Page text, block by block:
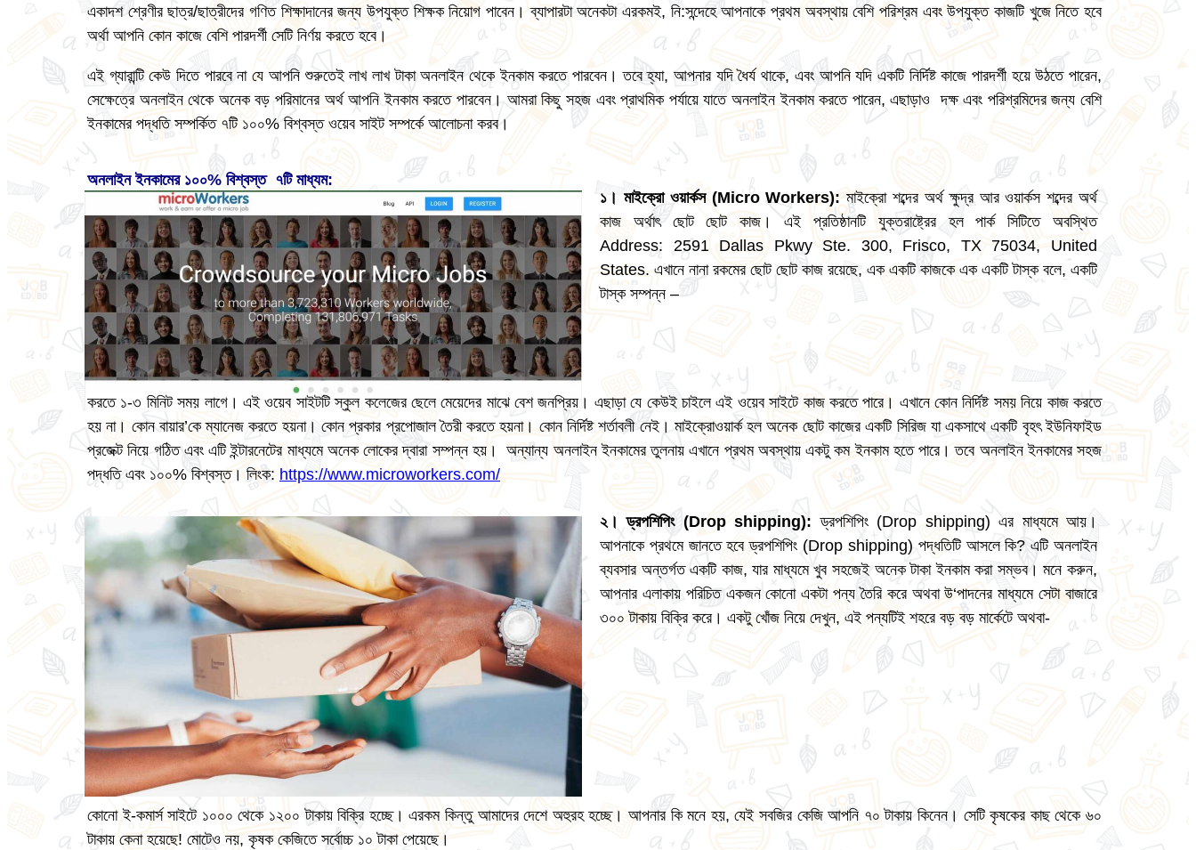
একাদশ শ্রেণীর ছাত্র/ছাত্রীদের গণিত শিক্ষাদানের জন্য উপযুক্ত শিক্ষক নিয়োগ পাবেন। ব্যাপারটা অনেকটা এরকমই, নি:সন্দেহে আপনাকে প্রথম অবস্থায় বেশি পরিশ্রম এবং উপযুক্ত কাজটি খুজে নিতে হবে
অর্থা আপনি কোন কাজে বেশি পারদর্শী সেটি নির্ণয় করতে হবে।
এই গ্যারান্টি কেউ দিতে পারবে না যে আপনি শুরুতেই লাখ লাখ টাকা অনলাইন থেকে ইনকাম করতে পারবেন। তবে হ্যা, আপনার যদি ধৈর্য থাকে, এবং আপনি যদি একটি নির্দিষ্ট কাজে পারদর্শী হয়ে উঠতে পারেন,
সেক্ষেত্রে অনলাইন থেকে অনেক বড় পরিমানের অর্থ আপনি ইনকাম করতে পারবেন। আমরা কিছু সহজ এবং প্রাথমিক পর্যায়ে যাতে অনলাইন ইনকাম করতে পারেন, এছাড়াও দক্ষ এবং পরিশ্রমিদের জন্য বেশি
ইনকামের পদ্ধতি সম্পর্কিত ৭টি ১০০% বিশ্বস্ত ওয়েব সাইট সম্পর্কে আলোচনা করব।
অনলাইন ইনকামের ১০০% বিশ্বস্ত ৭টি মাধ্যম:
১ । মাইক্রো ওয়ার্কস (Micro Workers): মাইক্রো শব্দের অর্থ ক্ষুদ্র আর ওয়ার্কস শব্দের অর্থ
কাজ অর্থাৎ ছোট ছোট কাজ। এই প্রতিষ্ঠানটি যুক্তরাষ্ট্রের হল পার্ক সিটিতে ‍অবস্থিত
Address:
2591 Dallas Pkwy Ste. 300, Frisco, TX 75034, United
States. এখানে নানা রকমের ছোট ছোট কাজ রয়েছে, এক একটি কাজকে এক একটি টাস্ক বলে, একটি
টাস্ক সম্পন্ন –
করতে ১-৩ মিনিট সময় লাগে। এই ওয়েব সাইটটি স্কুল কলেজের ছেলে মেয়েদের মাঝে বেশ জনপ্রিয়। এছাড়া যে কেউই চাইলে এই ওয়েব সাইটে কাজ করতে পারে। এখানে কোন নির্দিষ্ট সময় নিয়ে কাজ করতে
হয় না। কোন বায়ার’কে ম্যানেজ করতে হয়না। কোন প্রকার প্রপোজাল তৈরী করতে হয়না। কোন নির্দিষ্ট শর্তাবলী নেই। মাইক্রোওয়ার্ক হল অনেক ছোট কাজের একটি সিরিজ যা একসাথে একটি বৃহৎ ইউনিফাইড
প্রজেক্ট নিয়ে গঠিত এবং এটি ইন্টারনেটের মাধ্যমে অনেক লোকের দ্বারা সম্পন্ন হয়। অন্যান্য অনলাইন ইনকামের তুলনায় এখানে প্রথম অবস্থায় একটু কম ইনকাম হতে পারে। তবে অনলাইন ইনকামের সহজ
পদ্ধতি এবং ১০০% বিশ্বস্ত। লিংক: https://www.microworkers.com/
২।ড্রপশিপিং (Drop shipping):ড্রপশিপিং (Drop shipping) এর মাধ্যমে আয়।
আপনাকে প্রথমে জানতে হবে ড্রপশিপিং (Drop shipping) পদ্ধতিটি আসলে কি? এটি অনলাইন
ব্যবসার অন্তর্গত একটি কাজ, যার মাধ্যমে খুব সহজেই অনেক টাকা ইনকাম করা সম্ভব। মনে করুন,
আপনার এলাকায় পরিচিত একজন কোনো একটা পন্য তৈরি করে অথবা উ‘পাদনের মাধ্যমে সেটা বাজারে
৩০০ টাকায় বিক্রি করে। একটু খোঁজ নিয়ে দেখুন, এই পন্যটিই শহরে বড় বড় মার্কেটে অথবা-
কোনো ই-কমার্স সাইটে ১০০০ থেকে ১২০০ টাকায় বিক্রি হচ্ছে। এরকম কিন্তু আমাদের দেশে অহুরহ হচ্ছে। আপনার কি মনে হয়, যেই সবজির কেজি আপনি ৭০ টাকায় কিনেন। সেটি কৃষকের কাছ থেকে ৬০
টাকায় কেনা হয়েছে! মোটেও নয়, কৃষক কেজিতে সর্বোচ্চ ১০ টাকা পেয়েছে।